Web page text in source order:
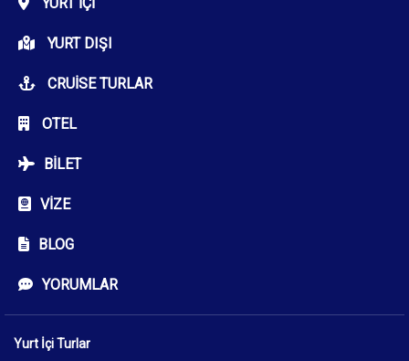
YURT DIŞI
CRUISE TURLAR
OTEL
BILET
VIZE
BLOG
YORUMLAR
Yurt İçi Turlar